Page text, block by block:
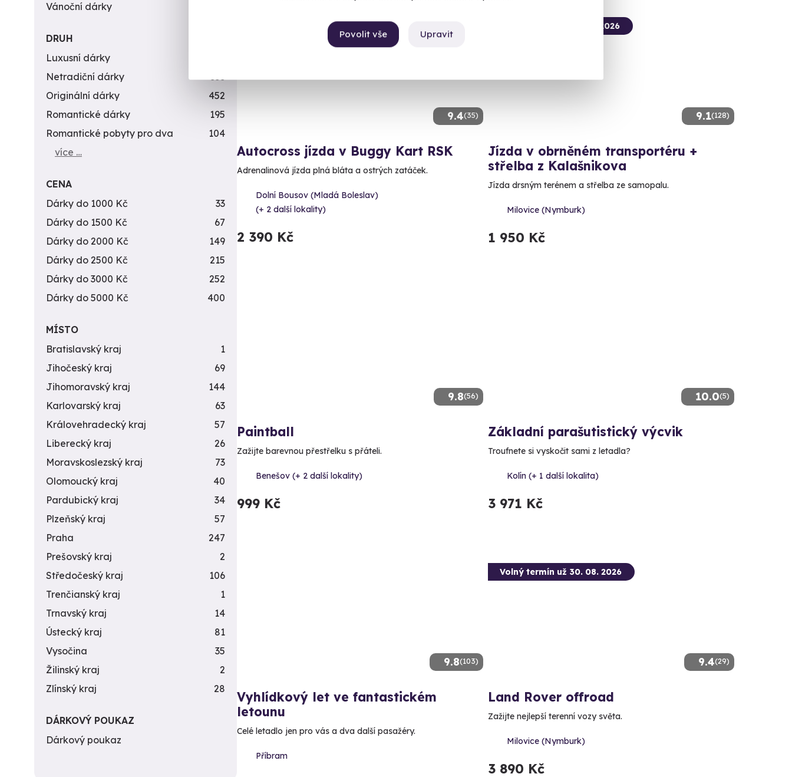
Upravit
Povolit vše
9.4(35)
Volný termín už 12. 08. 2026
Autocross jízda v Buggy Kart RSK
Adrenalinová jízda plná bláta a ostrých zatáček.
Dolní Bousov (Mladá Boleslav)
(+ 2 další lokality)
2 390 Kč
9.1(128)
Volný termín už 15. 08. 2026
Jízda v obrněném transportéru +
střelba z Kalašnikova
Jízda drsným terénem a střelba ze samopalu.
Milovice (Nymburk)
1 950 Kč
9.8(56)
Paintball
Zažijte barevnou přestřelku s přáteli.
Benešov (+ 2 další lokality)
999 Kč
10.0(5)
Základní parašutistický výcvik
Troufnete si vyskočit sami z letadla?
Kolín (+ 1 další lokalita)
3 971 Kč
9.8(103)
Vyhlídkový let ve fantastickém
letounu
Celé letadlo jen pro vás a dva další pasažéry.
Příbram
9.4(29)
Volný termín už 30. 08. 2026
Land Rover offroad
Zažijte nejlepší terenní vozy světa.
Milovice (Nymburk)
3 890 Kč
Vánoční dárky
DRUH
Luxusní dárky
Netradiční dárky
353
Originální dárky
452
Romantické dárky
195
Romantické pobyty pro dva
104
více …
CENA
Dárky do 1000 Kč
33
Dárky do 1500 Kč
67
Dárky do 2000 Kč
149
Dárky do 2500 Kč
215
Dárky do 3000 Kč
252
Dárky do 5000 Kč
400
MÍSTO
Bratislavský kraj
1
Jihočeský kraj
69
Jihomoravský kraj
144
Karlovarský kraj
63
Královehradecký kraj
57
Liberecký kraj
26
Moravskoslezský kraj
73
Olomoucký kraj
40
Pardubický kraj
34
Plzeňský kraj
57
Praha
247
Prešovský kraj
2
Středočeský kraj
106
Trenčianský kraj
1
Trnavský kraj
14
Ústecký kraj
81
Vysočina
35
Žilinský kraj
2
Zlínský kraj
28
DÁRKOVÝ POUKAZ
Dárkový poukaz